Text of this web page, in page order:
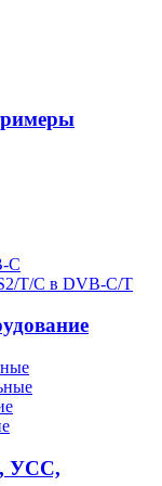
C
T/C в DVB-C/T
УСС,